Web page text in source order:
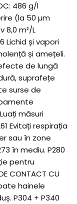
486 g/l
(la 50 µm
8,0 m²/L
Lichid și vapori
și amețeli.
de lungă
suprafețe
surse de
măsuri
Evitați respirația
sau în zone
în mediu. P280
pentru
CONTACT CU
hainele
P304 + P340